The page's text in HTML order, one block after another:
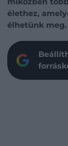
élethez,
élhetünk meg.